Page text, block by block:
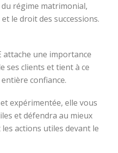
régime matrimonial,
le droit des successions.
attache une importance
ses clients et tient à ce
confiance.
expérimentée, elle vous
et défendra au mieux
actions utiles devant le